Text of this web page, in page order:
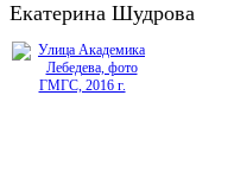
Екатерина Шудрова